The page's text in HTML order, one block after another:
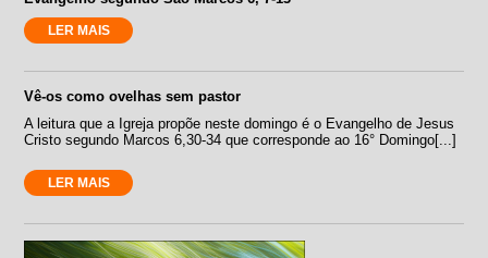
LER MAIS
Vê-os como ovelhas sem pastor
A leitura que a Igreja propõe neste domingo é o Evangelho de Jesus
Cristo segundo Marcos 6,30-34 que corresponde ao 16° Domingo[...]
LER MAIS